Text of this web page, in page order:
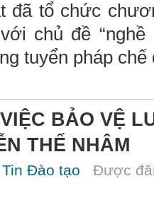
đã tổ chức
chủ đề
tuyển pháp chế
BẢO VỆ
THẾ NHÂM
Tin Đào tạo Được